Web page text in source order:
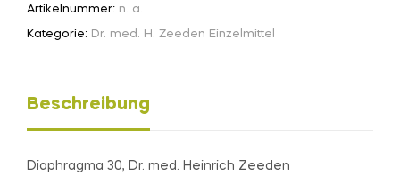
Artikelnummer: n. a.
Kategorie: Dr. med. H. Zeeden Einzelmittel
Beschreibung
Diaphragma 30, Dr. med. Heinrich Zeeden